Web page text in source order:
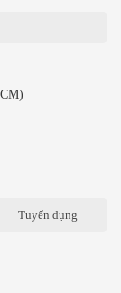
Tuyển dụng